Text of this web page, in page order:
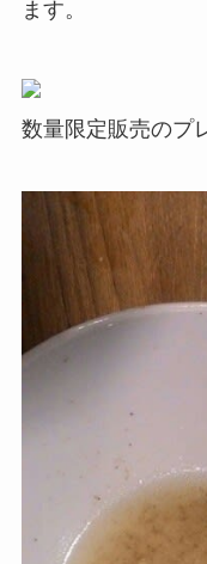
ます。
数量限定販売のプ